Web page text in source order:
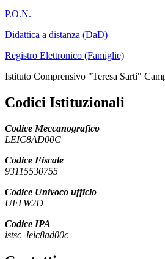
P.O.N.
Didattica a distanza (DaD)
Registro Elettronico (Famiglie)
Istituto Comprensivo "Teresa Sarti"
Codici Istituzionali
Codice Meccanografico
LEIC8AD00C
Codice Fiscale
93115530755
Codice Univoco ufficio
UFLW2D
Codice IPA
istsc_leic8ad00c